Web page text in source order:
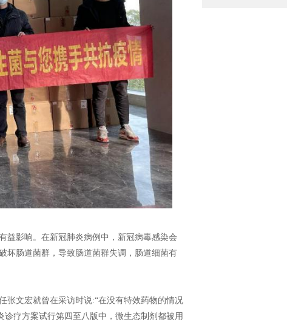
益影响。在新冠肺炎病例中，新冠病毒感染会
坏肠道菌群，导致肠道菌群失调，肠道细菌有
张文宏就曾在采访时说:“在没有特效药物的情况
疗方案试行第四至八版中，微生态制剂都被用